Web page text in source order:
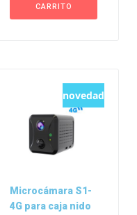
CARRITO
novedad
Microcámara S1-
4G para caja nido